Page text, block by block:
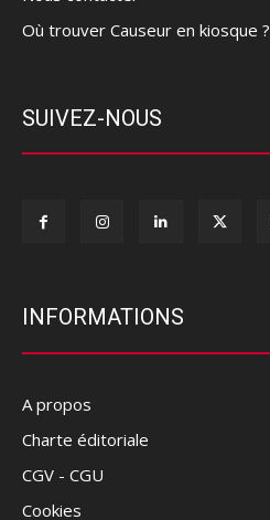
Où trouver Causeur en kiosque ?
SUIVEZ-NOUS
INFORMATIONS
A propos
Charte éditoriale
CGV - CGU
Cookies